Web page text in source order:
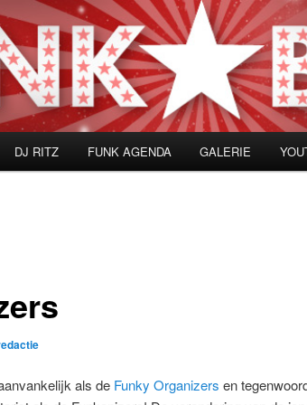
DJ RITZ FUNK AGENDA GALERIE
als de Funky Organizers en